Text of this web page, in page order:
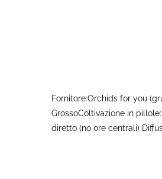
Fornitore:Orchids for you
GrossoColtivazione in
diretto (no ore centrali)